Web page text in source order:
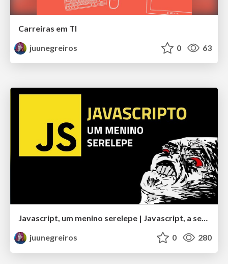
Carreiras em TI
juunegreiros
0 63
Javascript, um menino serelepe | Javascript, a serelepe guy
juunegreiros
0 280